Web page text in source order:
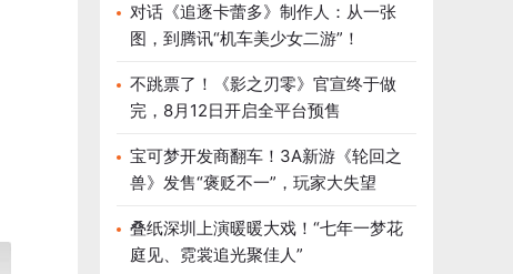
对话《追逐卡蕾多》制作人：从一张
图，到腾讯“机车美少女二游”！
不跳票了！《影之刃零》官宣终于做
完，8月12日开启全平台预售
宝可梦开发商翻车！3A新游《轮回之
兽》发售“褒贬不一”，玩家大失望
叠纸深圳上演暖暖大戏！“七年一梦花
庭见、霓裳追光聚佳人”